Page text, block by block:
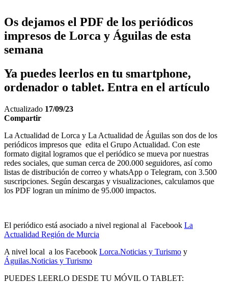
Os dejamos el PDF de los periódicos
impresos de Lorca y Águilas de esta
semana
Ya puedes leerlos en tu smartphone,
ordenador o tablet. Entra en el artículo
Actualizado 17/09/23
Compartir
La Actualidad de Lorca y La Actualidad de Águilas son dos de los
periódicos impresos que edita el Grupo Actualidad. Con este
formato digital logramos que el periódico se mueva por nuestras
redes sociales, que suman cerca de 200.000 seguidores, así como
listas de distribución de correo y whatsApp o Telegram, con 3.500
suscripciones. Según descargas y visualizaciones, calculamos que
los PDF logran un mínimo de 95.000 impactos.
El periódico está asociado a nivel regional al Facebook La
Actualidad Región de Murcia
A nivel local a los Facebook Lorca.Noticias y Turismo y
Águilas.Noticias y Turismo
PUEDES LEERLO DESDE TU MÓVIL O TABLET: